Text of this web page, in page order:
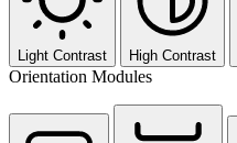
Light Contrast High Contrast
Orientation Modules